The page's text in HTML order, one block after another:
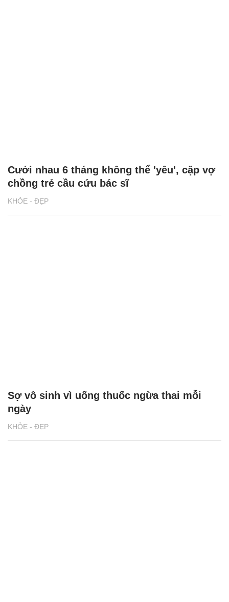
KHỎE - ĐẸP
Cưới nhau 6 tháng không thể 'yêu', cặp vợ
chồng trẻ cầu cứu bác sĩ
KHỎE - ĐẸP
Sợ vô sinh vì uống thuốc ngừa thai mỗi
ngày